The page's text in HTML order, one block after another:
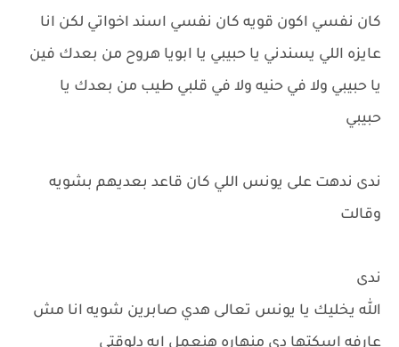
كان نفسي اكون قويه كان نفسي اسند اخواتي لكن انا
عايزه اللي يسندني يا حبيبي يا ابويا هروح من بعدك فين
يا حبيبي ولا في حنيه ولا في قلبي طيب من بعدك يا
حبيبي
ندى ندهت على يونس اللي كان قاعد بعديهم بشويه
وقالت
ندى
الله يخليك يا يونس تعالى هدي صابرين شويه انا مش
عارفه اسكتها دي منهاره هنعمل ايه دلوقتي